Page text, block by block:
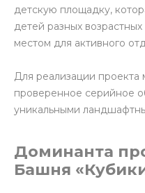
детскую площадку,
детей разных
местом для активного
Для реализации проекта
проверенное серийное
уникальными
Доминанта
Башня